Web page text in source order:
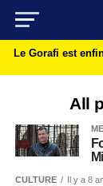
Le Gorafi est
All
CULTURE Il y a 8